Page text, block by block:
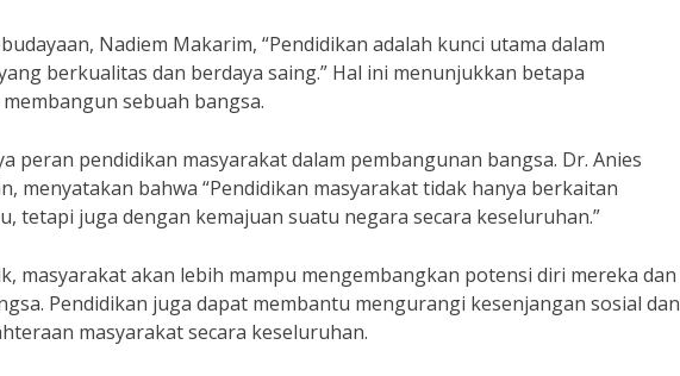
Nadiem Makarim, “Pendidikan adalah kunci utama dalam
berkualitas dan berdaya saing.” Hal ini menunjukkan betapa
sebuah bangsa.
peran pendidikan masyarakat dalam pembangunan bangsa. Dr. Anies
menyatakan bahwa “Pendidikan masyarakat tidak hanya berkaitan
tetapi juga dengan kemajuan suatu negara secara keseluruhan.”
masyarakat akan lebih mampu mengembangkan potensi diri mereka dan
Pendidikan juga dapat membantu mengurangi kesenjangan sosial dan
masyarakat secara keseluruhan.